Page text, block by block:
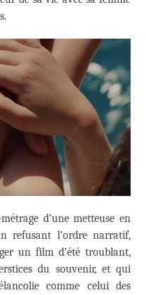
d’une metteuse en
refusant l’ordre narratif,
un film d’été troublant,
du souvenir, et qui
comme celui des